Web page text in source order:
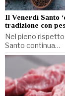
Il Venerdì Santo
tradizione con
Nel pieno
Santo continua…